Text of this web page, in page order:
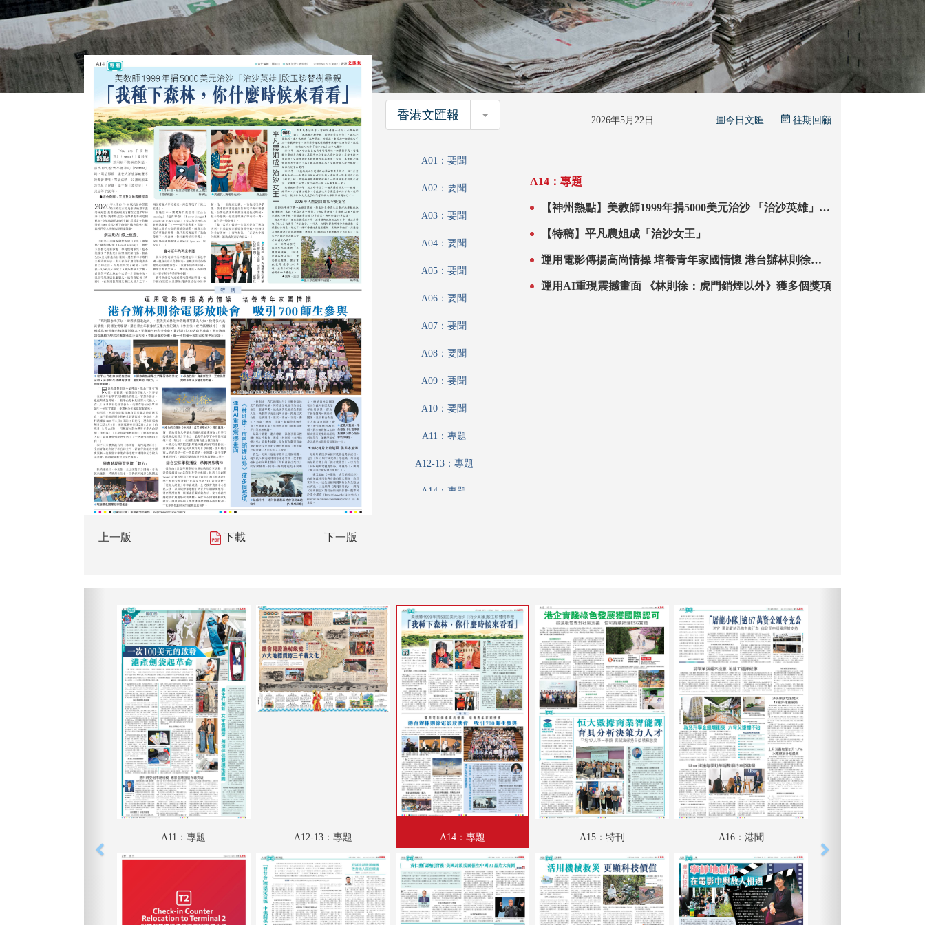
上一版 下載 下一版
香港文匯報 香港文匯報 2026年5月22日 今日文匯 往期回顧
A01：要聞
A02：要聞
A03：要聞
A04：要聞
A05：要聞
A06：要聞
A07：要聞
A08：要聞
A09：要聞
A10：要聞
A11：專題
A12-13：專題
A14：專題
A19：財觀天下
A20：文教薈萃
A21：人物
A22：國際專題
A23：國際
A24：國際
B01：財經
B03：體育
B04：特刊
B05：娛樂
A14：專題
【神州熱點】美教師1999年捐5000美元治沙 「治沙英雄」殷
【特稿】平凡農姐成「治沙女王」
運用電影傳揚高尚情操 培養青年家國情懷 港台辦林則徐電
運用AI重現震撼畫面 《林則徐：虎門銷煙以外》獲多個獎項
A11：專題 A12-13：專題 A14：專題 A15：特刊 A16：港聞